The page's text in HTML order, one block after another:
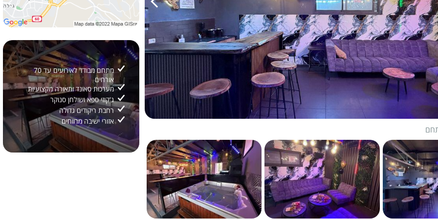
2/22
מתחם מבודד לאירועים עד 70
אורחים
מערכות סאונד ותאורה מקצועיות
ג'קוזי ספא ושולחן סנוקר
רחבת ריקודים גדולה
אזורי ישיבה מרווחים